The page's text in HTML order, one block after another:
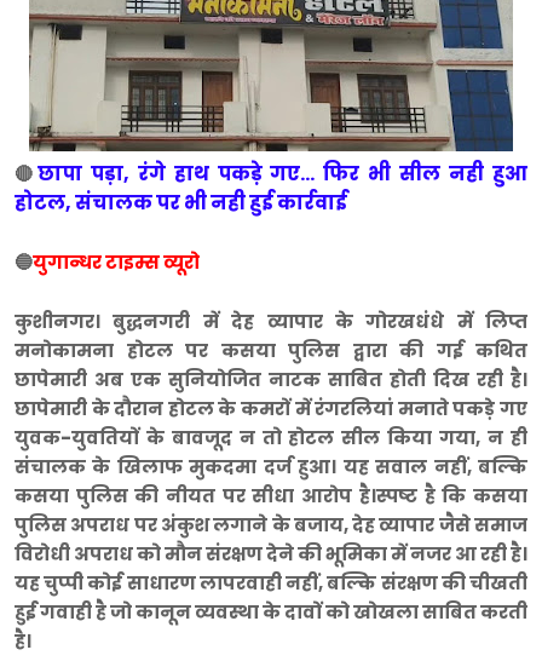
🔴छापा पड़ा, रंगे हाथ पकड़े गए… फिर भी सील नही हुआ
होटल, संचालक पर भी नही हुई कार्रवाई
🔵युगान्धर टाइम्स व्यूरो
कुशीनगर। बुद्धनगरी में देह व्यापार के गोरखधंधे में लिप्त
मनोकामना होटल पर कसया पुलिस द्वारा की गई कथित
छापेमारी अब एक सुनियोजित नाटक साबित होती दिख रही है।
छापेमारी के दौरान होटल के कमरों में रंगरलियां मनाते पकड़े गए
युवक-युवतियों के बावजूद न तो होटल सील किया गया, न ही
संचालक के खिलाफ मुकदमा दर्ज हुआ। यह सवाल नहीं, बल्कि
कसया पुलिस की नीयत पर सीधा आरोप है।स्पष्ट है कि कसया
पुलिस अपराध पर अंकुश लगाने के बजाय, देह व्यापार जैसे समाज
विरोधी अपराध को मौन संरक्षण देने की भूमिका में नजर आ रही है।
यह चुप्पी कोई साधारण लापरवाही नहीं, बल्कि संरक्षण की चीखती
हुई गवाही है जो कानून व्यवस्था के दावों को खोखला साबित करती
है।